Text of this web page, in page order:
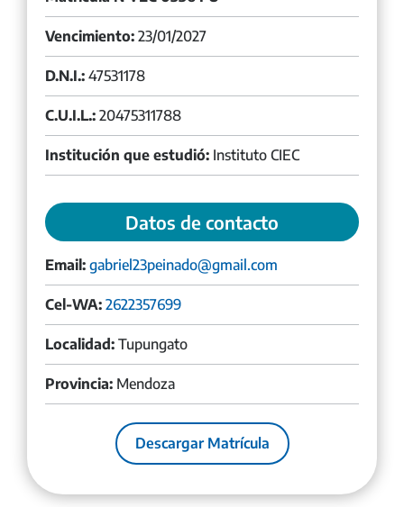
Vencimiento: 23/01/2027
D.N.I.: 47531178
C.U.I.L.: 20475311788
Institución que estudió: Instituto CIEC
Datos de contacto
Email: gabriel23peinado@gmail.com
Cel-WA: 2622357699
Localidad: Tupungato
Provincia: Mendoza
Descargar Matrícula